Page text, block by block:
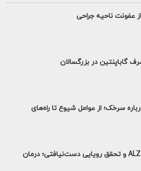
عفونت ناحیه جراحی
گاباپنتین در بزرگسالان
سرخک؛ از عوامل شیوع تا راه‌های
قرص ALZ-801 و تحقق رویایی دست‌نیافتی؛ درمان